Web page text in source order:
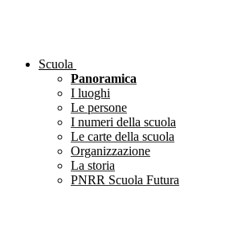
Scuola
Panoramica
I luoghi
Le persone
I numeri della scuola
Le carte della scuola
Organizzazione
La storia
PNRR Scuola Futura